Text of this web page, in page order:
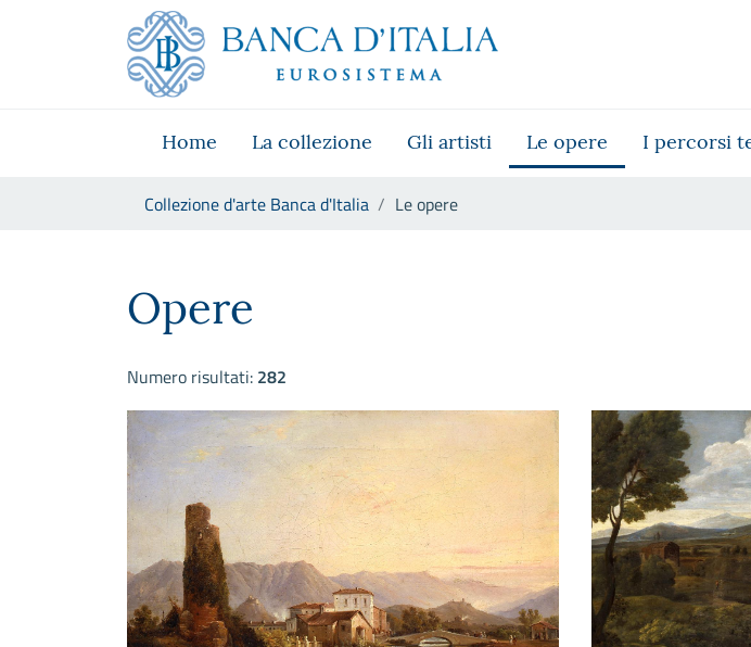
Skip to Main Content
Vai al sito istituzionale
Vai al menu di navigazione
Vai alla ricerca
Vai ai contenuti
Home La collezione Gli artisti Le opere I percorsi
Collezione d'arte Banca d'Italia Le opere
Opere
Numero risultati: 282